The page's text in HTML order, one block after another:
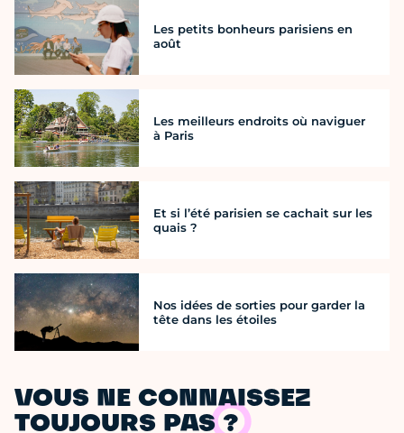
Les petits bonheurs parisiens en
août
Les meilleurs endroits où naviguer
à Paris
Et si l’été parisien se cachait sur les
quais ?
Nos idées de sorties pour garder la
tête dans les étoiles
VOUS NE CONNAISSEZ
TOUJOURS PAS ?